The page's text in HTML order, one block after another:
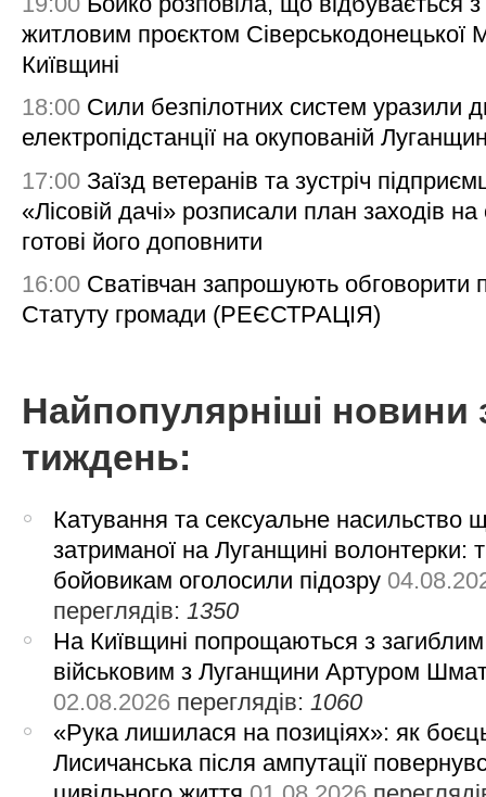
житловим проєктом Сіверськодонецької
Київщині
18:00 Сили безпілотних систем уразили
електропідстанції на окупованій
17:00 Заїзд ветеранів та зустріч
«Лісовій дачі» розписали план заходів на
готові його доповнити
16:00 Сватівчан запрошують обговорити
Статуту громади (РЕЄСТРАЦІЯ)
Найпопулярніші новини
тиждень:
Катування та сексуальне насильство
затриманої на Луганщині волонтерки:
бойовикам оголосили підозру
переглядів:1350
На Київщині попрощаються з загиблим
військовим з Луганщини Артуром
02.08.2026 переглядів:1060
«Рука лишилася на позиціях»: як
Лисичанська після ампутації